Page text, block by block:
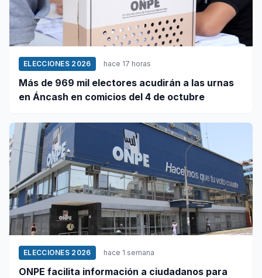
ELECCIONES 2026 hace 17 horas
Más de 969 mil electores acudirán a las urnas
en Áncash en comicios del 4 de octubre
ELECCIONES 2026 hace 1 semana
ONPE facilita información a ciudadanos para